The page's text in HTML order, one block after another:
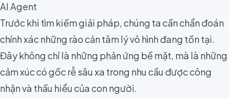
AI Agent
Trước khi tìm kiếm giải pháp, chúng ta cần chẩn đoán
chính xác những rào cản tâm lý vô hình đang tồn tại.
Đây không chỉ là những phản ứng bề mặt, mà là những
cảm xúc có gốc rễ sâu xa trong nhu cầu được công
nhận và thấu hiểu của con người.